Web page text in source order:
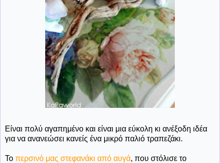
Είναι πολύ αγαπημένο και είναι μια εύκολη κι ανέξοδη ιδέα
για να ανανεώσει κανείς ένα μικρό παλιό τραπεζάκι.
Το περσινό μας στεφανάκι από αυγά, που στόλισε το